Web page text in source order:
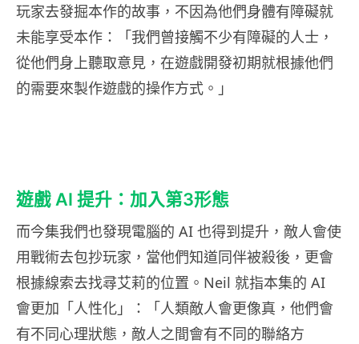
玩家去發掘本作的故事，不因為他們身體有障礙就
未能享受本作：「我們曾接觸不少有障礙的人士，
從他們身上聽取意見，在遊戲開發初期就根據他們
的需要來製作遊戲的操作方式。」
遊戲 AI 提升：加入第3形態
而今集我們也發現電腦的 AI 也得到提升，敵人會使
用戰術去包抄玩家，當他們知道同伴被殺後，更會
根據線索去找尋艾莉的位置。Neil 就指本集的 AI
會更加「人性化」：「人類敵人會更像真，他們會
有不同心理狀態，敵人之間會有不同的聯絡方